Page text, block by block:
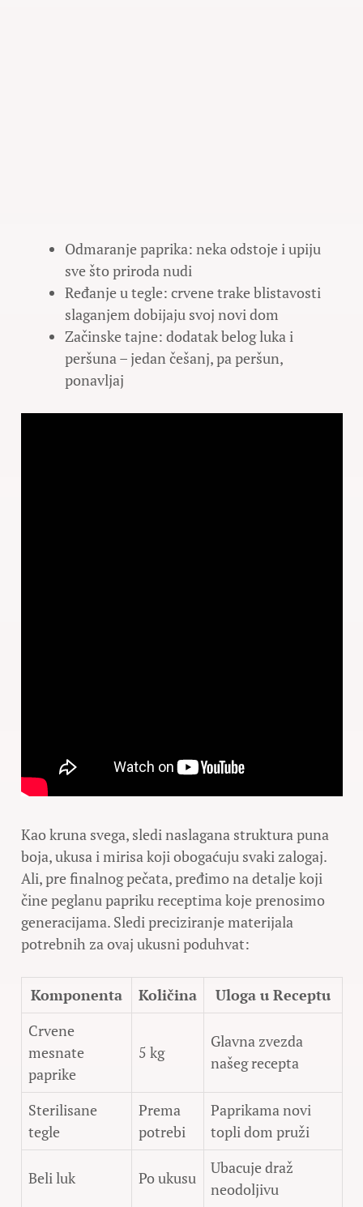
Odmaranje paprika: neka odstoje i upiju
sve što priroda nudi
Ređanje u tegle: crvene trake blistavosti
slaganjem dobijaju svoj novi dom
Začinske tajne: dodatak belog luka i
peršuna – jedan češanj, pa peršun,
ponavljaj
Kao kruna svega, sledi naslagana struktura puna
boja, ukusa i mirisa koji obogaćuju svaki zalogaj.
Ali, pre finalnog pečata, pređimo na detalje koji
čine peglanu papriku receptima koje prenosimo
generacijama. Sledi preciziranje materijala
potrebnih za ovaj ukusni poduhvat:
Komponenta Količina
Uloga u Receptu
Crvene
mesnate
paprike
5 kg
Glavna zvezda
našeg recepta
Sterilisane
tegle
Prema
potrebi
Paprikama novi
topli dom pruži
Beli luk Po ukusu
Ubacuje draž
neodoljivu